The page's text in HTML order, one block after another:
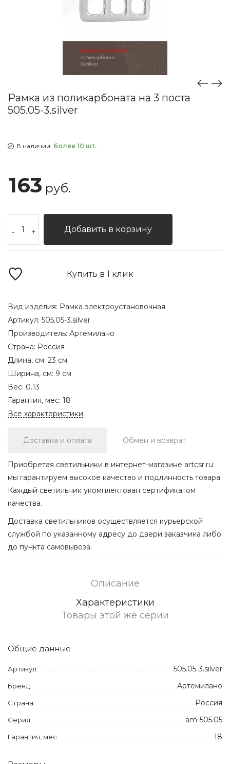
Рамка из поликарбоната на 3 поста
505.05-3.silver
В наличии: более 10 шт.
163 руб.
- + Добавить в корзину
Купить в 1 клик
Вид изделия: Рамка электроустановочная
Артикул: 505.05-3.silver
Производитель: Артемилано
Страна: Россия
Длина, см: 23 см
Ширина, см: 9 см
Вес: 0.13
Гарантия, мес: 18
Все характеристики
Доставка и оплата Обмен и возврат
Приобретая светильники в интернет-магазине artcsr.ru
мы гарантируем высокое качество и подлинность товара.
Каждый светильник укомплектован сертификатом
качества.
Доставка светильников осуществляется курьерской
службой по указанному адресу до двери заказчика либо
до пункта самовывоза.
Описание
Характеристики
Товары этой же серии
Общие данные
Артикул: 505.05-3.silver
Бренд: Артемилано
Страна: Россия
Серия: am-505.05
Гарантия, мес: 18